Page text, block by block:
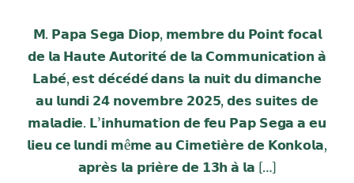
𝗠. 𝗣𝗮𝗽𝗮 𝗦𝗲𝗴𝗮 𝗗𝗶𝗼𝗽, 𝗺𝗲𝗺𝗯𝗿𝗲 𝗱𝘂 𝗣𝗼𝗶𝗻𝘁 𝗳𝗼𝗰𝗮𝗹
𝗱𝗲 𝗹𝗮 𝗛𝗮𝘂𝘁𝗲 𝗔𝘂𝘁𝗼𝗿𝗶𝘁𝗲́ 𝗱𝗲 𝗹𝗮 𝗖𝗼𝗺𝗺𝘂𝗻𝗶𝗰𝗮𝘁𝗶𝗼𝗻 𝗮̀
𝗟𝗮𝗯𝗲́, 𝗲𝘀𝘁 𝗱𝗲́𝗰𝗲́𝗱𝗲́ 𝗱𝗮𝗻𝘀 𝗹𝗮 𝗻𝘂𝗶𝘁 𝗱𝘂 𝗱𝗶𝗺𝗮𝗻𝗰𝗵𝗲
𝗮𝘂 𝗹𝘂𝗻𝗱𝗶 𝟮𝟰 𝗻𝗼𝘃𝗲𝗺𝗯𝗿𝗲 𝟮𝟬𝟮𝟱, 𝗱𝗲𝘀 𝘀𝘂𝗶𝘁𝗲𝘀 𝗱𝗲
𝗺𝗮𝗹𝗮𝗱𝗶𝗲. 𝗟’𝗶𝗻𝗵𝘂𝗺𝗮𝘁𝗶𝗼𝗻 𝗱𝗲 𝗳𝗲𝘂 𝗣𝗮𝗽 𝗦𝗲𝗴𝗮 𝗮 𝗲𝘂
𝗹𝗶𝗲𝘂 𝗰𝗲 𝗹𝘂𝗻𝗱𝗶 𝗺ê𝗺𝗲 𝗮𝘂 𝗖𝗶𝗺𝗲𝘁𝗶𝗲̀𝗿𝗲 𝗱𝗲 𝗞𝗼𝗻𝗸𝗼𝗹𝗮,
𝗮𝗽𝗿𝗲̀𝘀 𝗹𝗮 𝗽𝗿𝗶𝗲̀𝗿𝗲 𝗱𝗲 𝟭𝟯𝗵 𝗮̀ 𝗹𝗮 […]